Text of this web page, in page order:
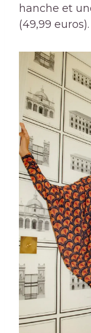
hanche et
(49,99 euros).